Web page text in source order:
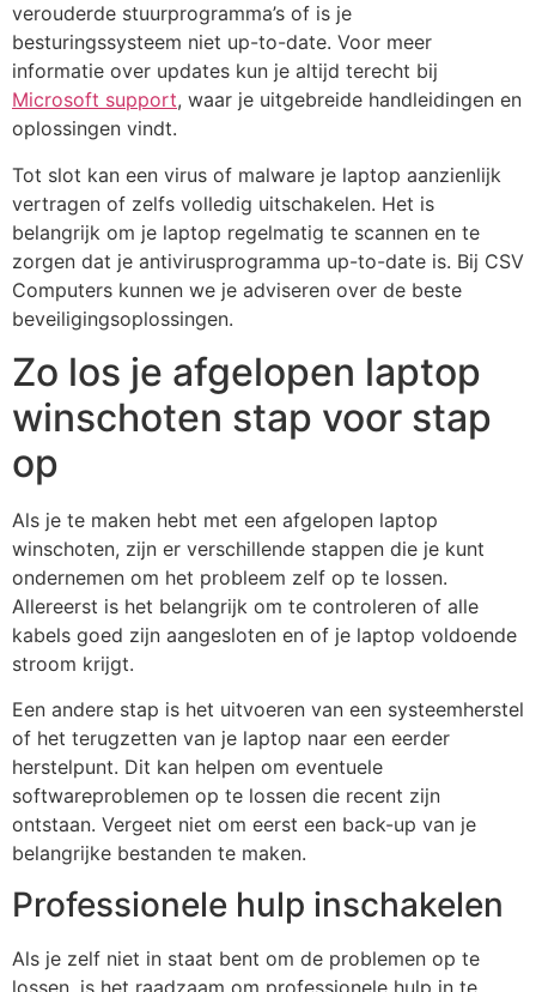
verouderde stuurprogramma’s of is je
besturingssysteem niet up-to-date. Voor meer
informatie over updates kun je altijd terecht bij
Microsoft support, waar je uitgebreide handleidingen en
oplossingen vindt.
Tot slot kan een virus of malware je laptop aanzienlijk
vertragen of zelfs volledig uitschakelen. Het is
belangrijk om je laptop regelmatig te scannen en te
zorgen dat je antivirusprogramma up-to-date is. Bij CSV
Computers kunnen we je adviseren over de beste
beveiligingsoplossingen.
Zo los je afgelopen laptop
winschoten stap voor stap
op
Als je te maken hebt met een afgelopen laptop
winschoten, zijn er verschillende stappen die je kunt
ondernemen om het probleem zelf op te lossen.
Allereerst is het belangrijk om te controleren of alle
kabels goed zijn aangesloten en of je laptop voldoende
stroom krijgt.
Een andere stap is het uitvoeren van een systeemherstel
of het terugzetten van je laptop naar een eerder
herstelpunt. Dit kan helpen om eventuele
softwareproblemen op te lossen die recent zijn
ontstaan. Vergeet niet om eerst een back-up van je
belangrijke bestanden te maken.
Professionele hulp inschakelen
Als je zelf niet in staat bent om de problemen op te
lossen, is het raadzaam om professionele hulp in te